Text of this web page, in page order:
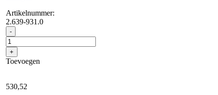
Artikelnummer:
2.639-931.0
- Gegalvaniseerde
draaibare
beugel
aantal
+
Toevoegen
530,52